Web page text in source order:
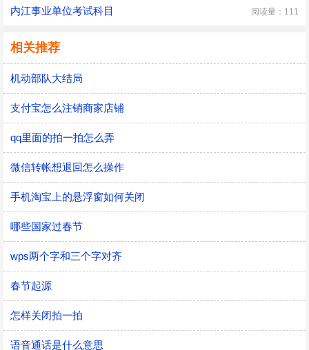
内江事业单位考试科目 阅读量：111
相关推荐
机动部队大结局
支付宝怎么注销商家店铺
qq里面的拍一拍怎么弄
微信转帐想退回怎么操作
手机淘宝上的悬浮窗如何关闭
哪些国家过春节
wps两个字和三个字对齐
春节起源
怎样关闭拍一拍
语音通话是什么意思